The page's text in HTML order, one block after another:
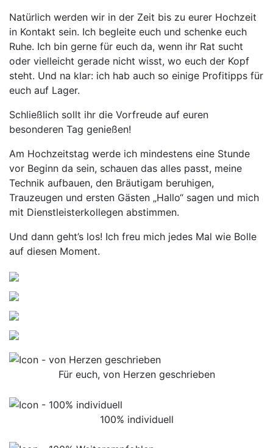
Natürlich werden wir in der Zeit bis zu eurer Hochzeit
in Kontakt sein. Ich begleite euch und schenke euch
Ruhe. Ich bin gerne für euch da, wenn ihr Rat sucht
oder vielleicht gerade nicht wisst, wo euch der Kopf
steht. Und na klar: ich hab auch so einige Profitipps für
euch auf Lager.
Schließlich sollt ihr die Vorfreude auf euren
besonderen Tag genießen!
Am Hochzeitstag werde ich mindestens eine Stunde
vor Beginn da sein, schauen das alles passt, meine
Technik aufbauen, den Bräutigam beruhigen,
Trauzeugen und ersten Gästen „Hallo“ sagen und mich
mit Dienstleisterkollegen abstimmen.
Und dann geht’s los! Ich freu mich jedes Mal wie Bolle
auf diesen Moment.
Für euch, von Herzen geschrieben
100% individuell